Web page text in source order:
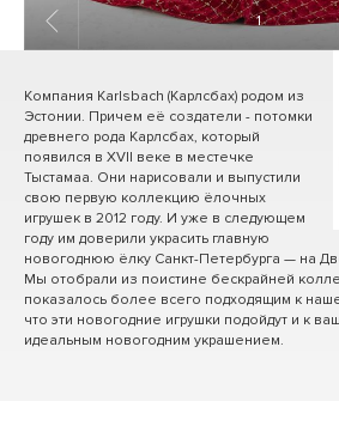
1/ 7
Компания Karlsbach (Карлсбах) родом из
Эстонии. Причем её создатели - потомки
древнего рода Карлсбах, который
появился в XVII веке в местечке
Тыстамаа. Они нарисовали и выпустили
свою первую коллекцию ёлочных
игрушек в 2012 году. И уже в следующем
году им доверили украсить главную
новогоднюю ёлку Санкт-Петербурга — на
Мы отобрали из поистине бескрайней
показалось более всего подходящим к
что эти новогодние игрушки подойдут и к
идеальным новогодним украшением.